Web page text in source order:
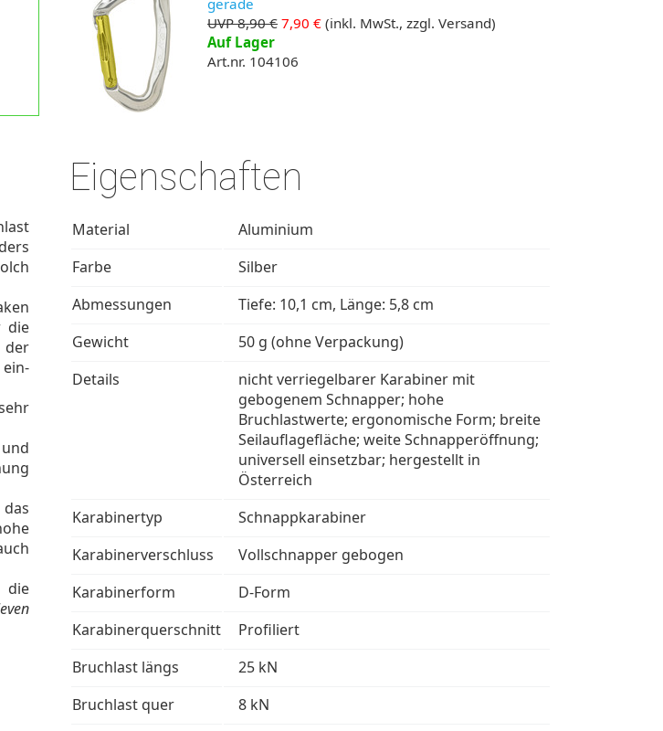
gerade
UVP 8,90 € 7,90 € (inkl. MwSt., zzgl. Versand)
Auf Lager
Art.nr. 104106
Eigenschaften
Material
Aluminium
Farbe
Silber
Abmessungen
Tiefe: 10,1 cm, Länge: 5,8 cm
Gewicht
50 g (ohne Verpackung)
Details
nicht verriegelbarer Karabiner mit
gebogenem Schnapper; hohe
Bruchlastwerte; ergonomische Form; breite
Seilauflagefläche; weite Schnapperöffnung;
universell einsetzbar; hergestellt in
Österreich
Karabinertyp
Schnappkarabiner
Karabinerverschluss
Vollschnapper gebogen
Karabinerform
D-Form
Karabinerquerschnitt
Profiliert
Bruchlast längs
25 kN
Bruchlast quer
8 kN
die
der
die